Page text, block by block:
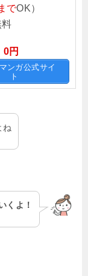
でOK）
円
ンガ公式サイ
ト
ね
くよ！